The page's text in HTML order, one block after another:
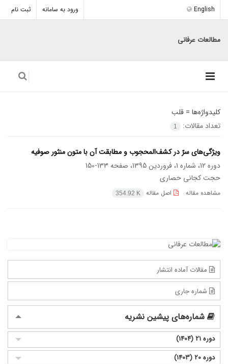
ورود به سامانه ثبت نام English
مطالعات عرفانی
کلیدواژه‌ها = قلب
تعداد مقالات:
1
ویژگی‌های سرّ در کشف‌المحجوب و مطابقت آن با ‌متون منثور صوفیه
دوره 12، شماره 1، فروردین 1395، صفحه
133-150
حجت کجانی حصاری
مشاهده مقاله اصل مقاله 354.92 K
مقالات آماده انتشار
شماره جاری
شماره‌های پیشین نشریه
دوره 21 (1404)
دوره 20 (1403)